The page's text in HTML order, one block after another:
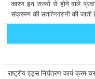
कारण इन राज्यों से होने वाले
संक्रमण की सतत्निगरानी की जाती
राष्ट्रीय एड्स नियंत्रण कार्य क्रम